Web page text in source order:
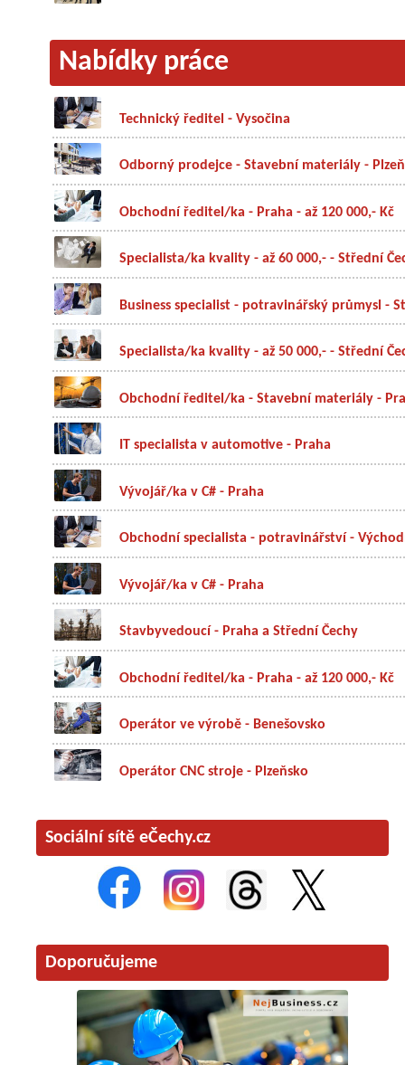
Nabídky práce
Technický ředitel - Vysočina
Odborný prodejce - Stavební materiály - Plzeň
Obchodní ředitel/ka - Praha - až 120 000,- Kč
Specialista/ka kvality - až 60 000,- - Střední
Business specialist - potravinářský průmysl -
Specialista/ka kvality - až 50 000,- - Střední
Obchodní ředitel/ka - Stavební materiály -
IT specialista v automotive - Praha
Vývojář/ka v C# - Praha
Obchodní specialista - potravinářství -
Vývojář/ka v C# - Praha
Stavbyvedoucí - Praha a Střední Čechy
Obchodní ředitel/ka - Praha - až 120 000,- Kč
Operátor ve výrobě - Benešovsko
Operátor CNC stroje - Plzeňsko
Sociální sítě eČechy.cz
Doporučujeme